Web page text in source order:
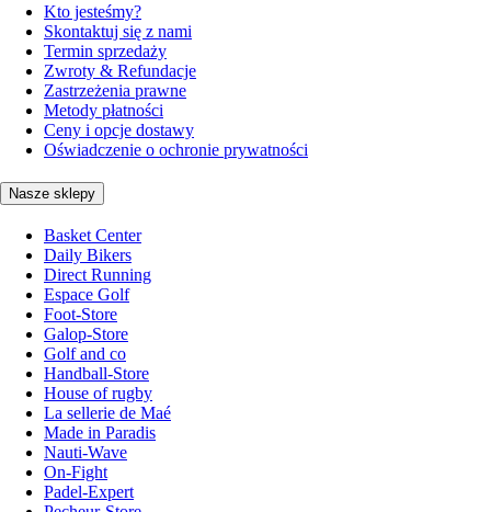
Kto jesteśmy?
Skontaktuj się z nami
Termin sprzedaży
Zwroty & Refundacje
Zastrzeżenia prawne
Metody płatności
Ceny i opcje dostawy
Oświadczenie o ochronie prywatności
Nasze sklepy
Basket Center
Daily Bikers
Direct Running
Espace Golf
Foot-Store
Galop-Store
Golf and co
Handball-Store
House of rugby
La sellerie de Maé
Made in Paradis
Nauti-Wave
On-Fight
Padel-Expert